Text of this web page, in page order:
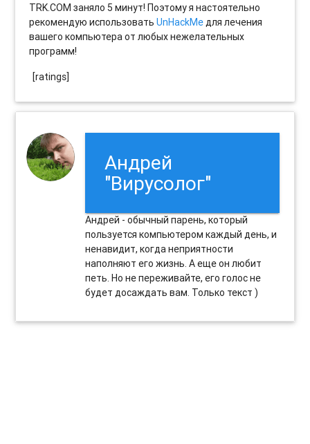
TRK.COM заняло 5 минут! Поэтому я настоятельно
рекомендую использоватьUnHackMeдля лечения
вашего компьютера от любых нежелательных
программ!
[ratings]
Андрей
"Вирусолог"
Андрей - обычный парень, который
пользуется компьютером каждый день, и
ненавидит, когда неприятности
наполняют его жизнь. А еще он любит
петь. Но не переживайте, его голос не
будет досаждать вам. Только текст )